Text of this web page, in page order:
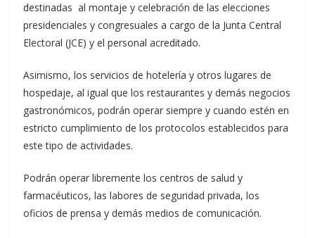
destinadas al montaje y celebración de las elecciones
presidenciales y congresuales a cargo de la Junta Central
Electoral (JCE) y el personal acreditado.
Asimismo, los servicios de hotelería y otros lugares de
hospedaje, al igual que los restaurantes y demás negocios
gastronómicos, podrán operar siempre y cuando estén en
estricto cumplimiento de los protocolos establecidos para
este tipo de actividades.
Podrán operar libremente los centros de salud y
farmacéuticos, las labores de seguridad privada, los
oficios de prensa y demás medios de comunicación.